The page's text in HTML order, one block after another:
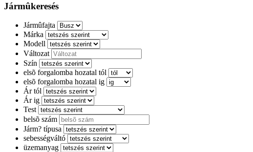
Jármûkeresés
Jármûfajta
Márka
Modell
Változat
Szín
elsõ forgalomba hozatal tól
elsõ forgalomba hozatal ig
Ár tól
Ár ig
Test
belsõ szám
Járm? típusa
sebességváltó
üzemanyag